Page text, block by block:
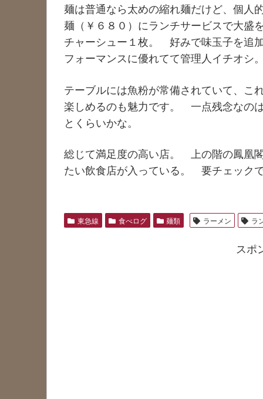
麺は普通なら太めの縮れ麺だけど、個人
麺（￥６８０）にランチサービスで大
チャーシュー１枚。 好みで味玉子を追
フォーマンスに優れてて管理人イチオシ
テーブルには魚粉が常備されていて、こ
楽しめるのも魅力です。 一点残念なの
とくらいかな。
総じて満足度の高い店。 上の階の鳳凰
たい飲食店が入っている。 要チェック
東急線 食べログ 麺類 ラーメン ラ
スポ